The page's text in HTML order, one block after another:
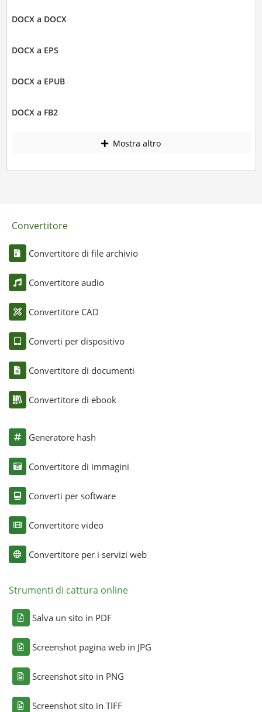
DOCX a DOCX
DOCX a EPS
DOCX a EPUB
DOCX a FB2
Mostra altro
Convertitore
Convertitore di file archivio
Convertitore audio
Convertitore CAD
Converti per dispositivo
Convertitore di documenti
Convertitore di ebook
Generatore hash
Convertitore di immagini
Converti per software
Convertitore video
Convertitore per i servizi web
Strumenti di cattura online
Salva un sito in PDF
Screenshot pagina web in JPG
Screenshot sito in PNG
Screenshot sito in TIFF